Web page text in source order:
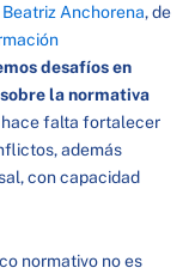
Beatriz Anchorena, de
desafíos en
la normativa
hace falta fortalecer
además
con capacidad
normativo no es